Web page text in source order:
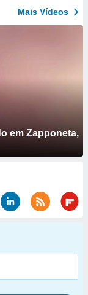
Mais Vídeos
em Zapponeta,